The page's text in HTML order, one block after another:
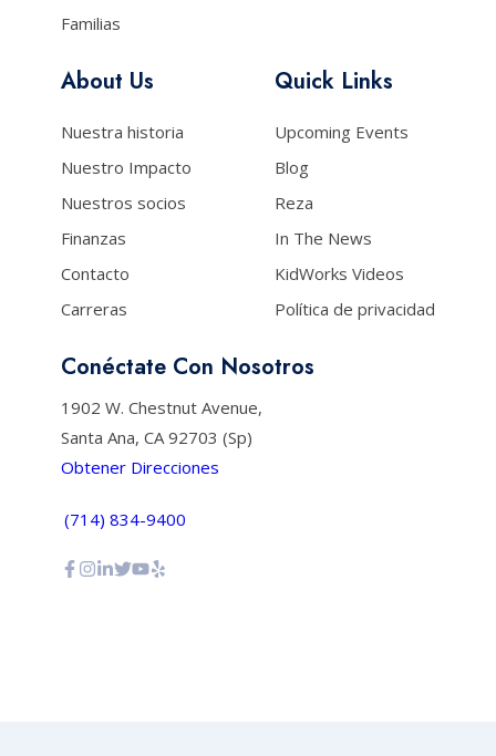
Familias
About Us
Nuestra historia
Nuestro Impacto
Nuestros socios
Finanzas
Contacto
Carreras
Quick Links
Upcoming Events
Blog
Reza
In The News
KidWorks Videos
Política de privacidad
Conéctate Con Nosotros
1902 W. Chestnut Avenue,
Santa Ana, CA 92703 (Sp)
Obtener Direcciones
(714) 834-9400